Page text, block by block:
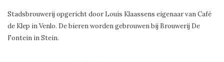
Stadsbrouwerij opgericht door Louis Klaassens eigenaar van Café
de Klep in Venlo. De bieren worden gebrouwen bij Brouwerij De
Fontein in Stein.